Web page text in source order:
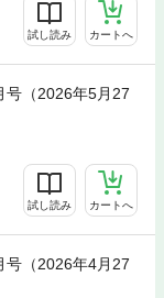
試し読み カートへ
号（2026年5月27
試し読み カートへ
号（2026年4月27